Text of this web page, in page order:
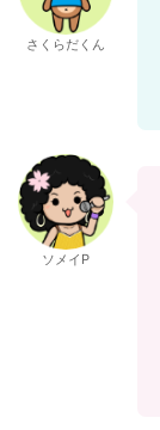
さくらだくん
ソメイP